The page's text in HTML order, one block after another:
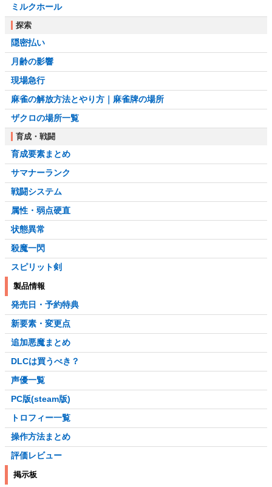
ミルクホール
探索
隠密払い
月齢の影響
現場急行
麻雀の解放方法とやり方｜麻雀牌の場所
ザクロの場所一覧
育成・戦闘
育成要素まとめ
サマナーランク
戦闘システム
属性・弱点硬直
状態異常
殺魔一閃
スピリット剣
製品情報
発売日・予約特典
新要素・変更点
追加悪魔まとめ
DLCは買うべき？
声優一覧
PC版(steam版)
トロフィー一覧
操作方法まとめ
評価レビュー
掲示板